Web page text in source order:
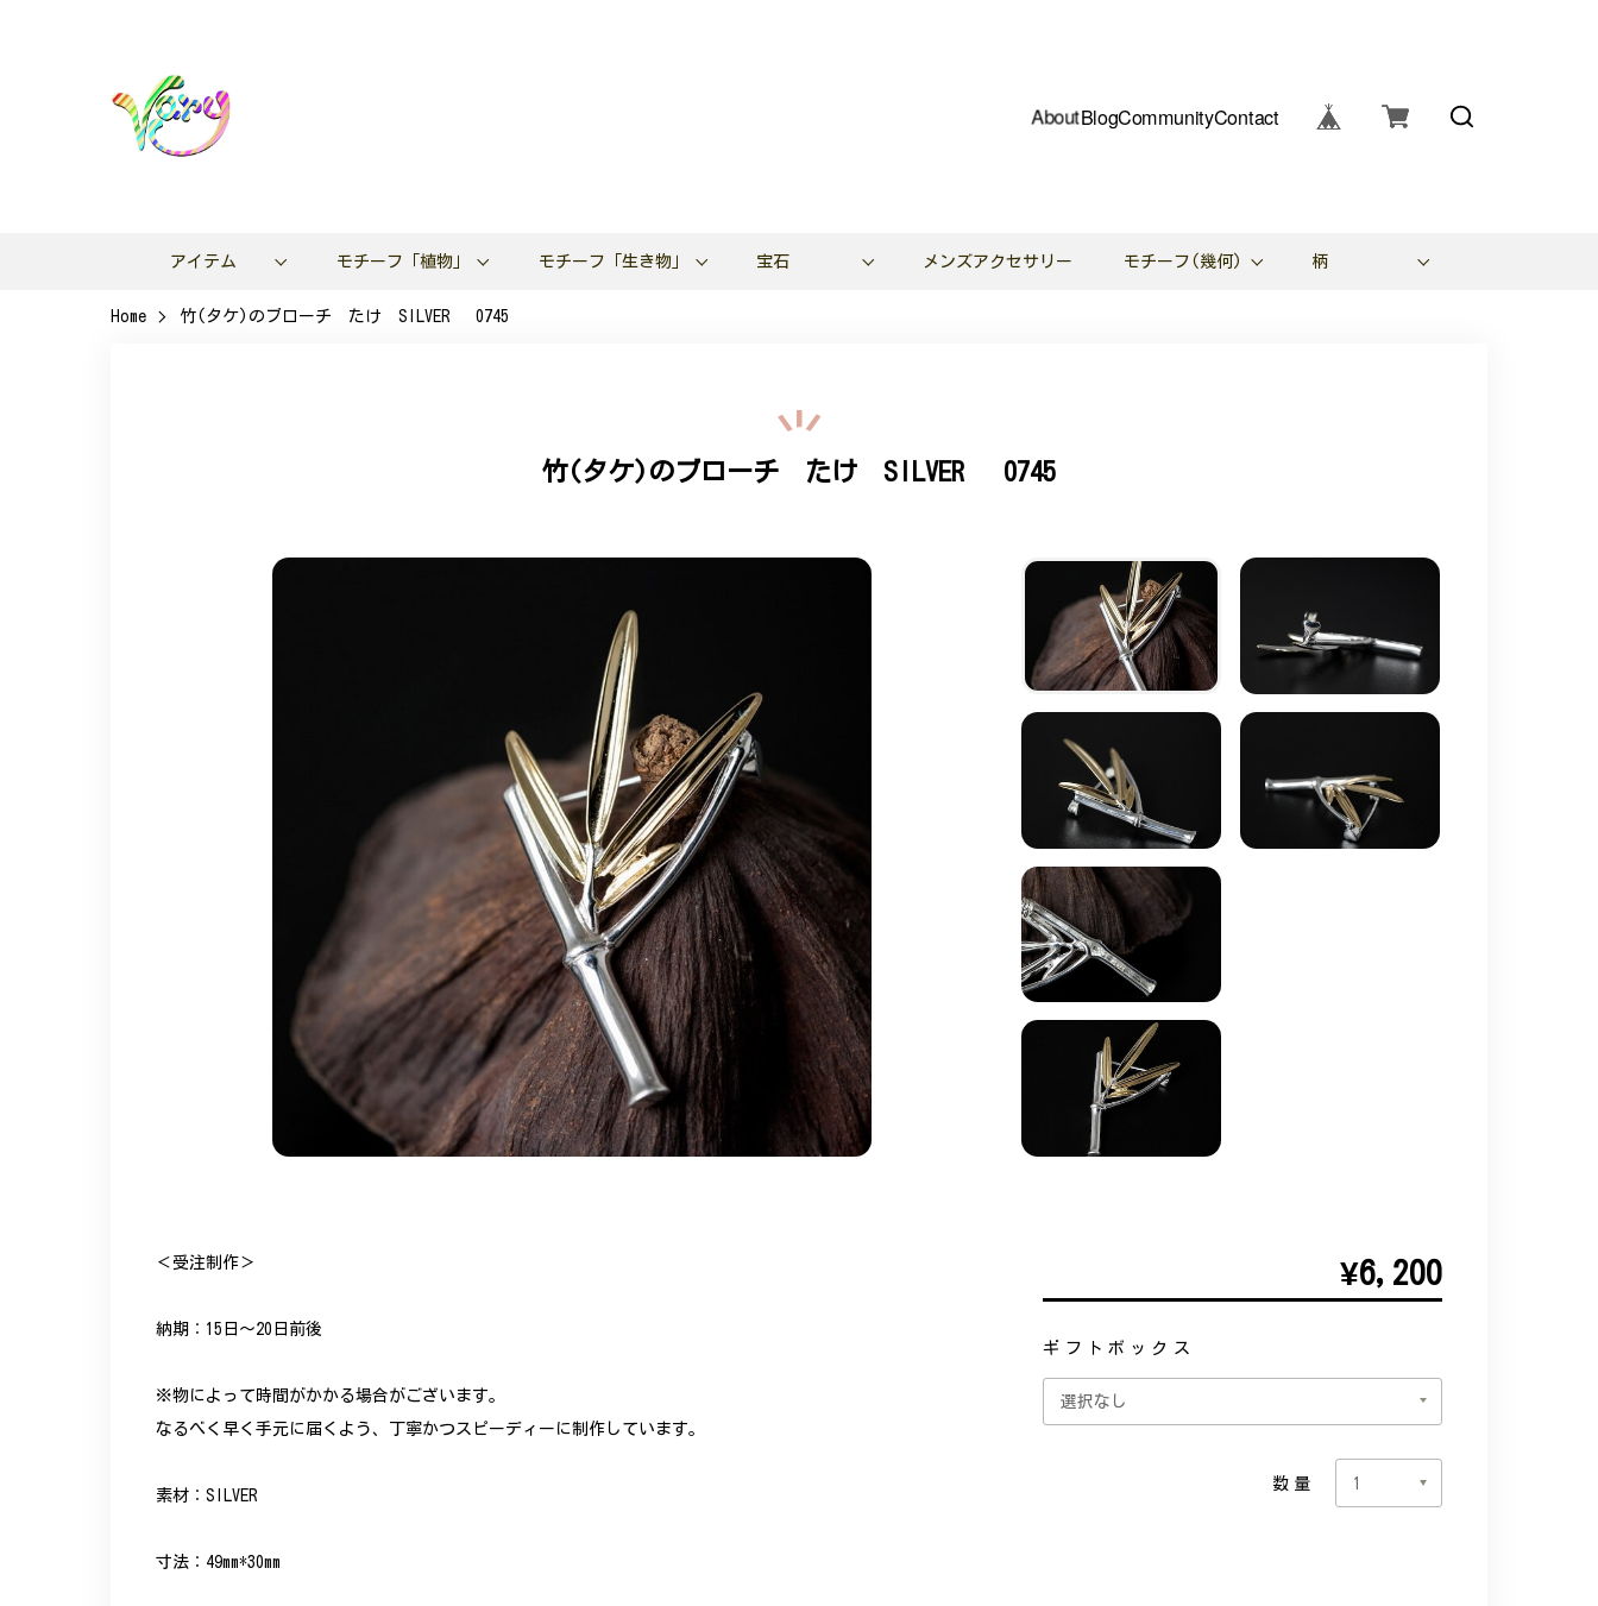
AboutBlogCommunityContact
アイテム モチーフ「植物」 モチーフ「生き物」 宝石 メンズアクセサリー モチーフ(幾何) 柄
Home 竹(タケ)のブローチ たけ SILVER 0745
竹(タケ)のブローチ たけ SILVER 0745
＜受注制作＞
納期：15日～20日前後
※物によって時間がかかる場合がございます。
なるべく早く手元に届くよう、丁寧かつスピーディーに制作しています。
素材：SILVER
寸法：49mm*30mm
¥6,200
ギフトボックス
数量